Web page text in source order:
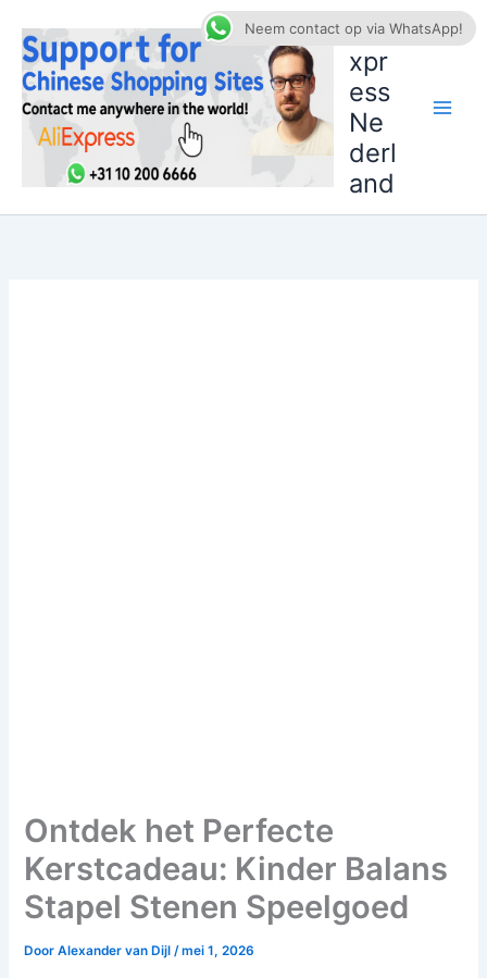
naar
inhoud
AliE
xpr
ess
Ne
derl
and
Ontdek het Perfecte
Kerstcadeau: Kinder Balans
Stapel Stenen Speelgoed
DoorAlexander van Dijl/mei 1, 2026
Neem contact op via WhatsApp!